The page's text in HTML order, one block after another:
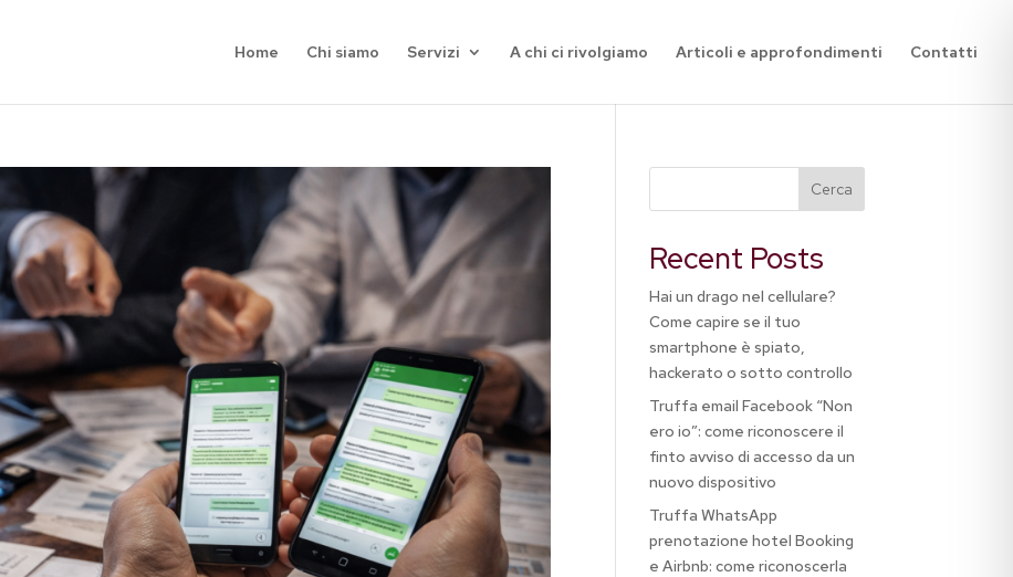
Home Chi siamo Servizi A chi ci rivolgiamo Articoli e approfondimenti Contatti
Cerca
Recent Posts
Hai un drago nel cellulare?
Come capire se il tuo
smartphone è spiato,
hackerato o sotto controllo
Truffa email Facebook “Non
ero io”: come riconoscere il
finto avviso di accesso da un
nuovo dispositivo
Truffa WhatsApp
prenotazione hotel Booking
e Airbnb: come riconoscerla